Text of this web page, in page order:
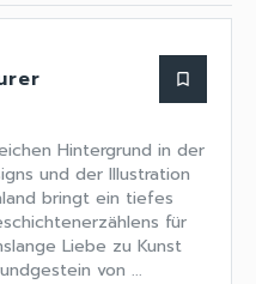
bookmark_border
Hintergrund in der
und der Illustration
bringt ein tiefes
für
Liebe zu Kunst
von ...